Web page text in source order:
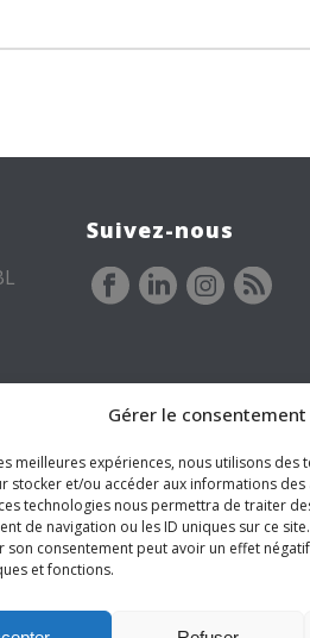
Gérer le consentement
meilleures expériences, nous utilisons des
stocker et/ou accéder aux informations des
technologies nous permettra de traiter
de navigation ou les ID uniques sur ce
son consentement peut avoir un effet
et fonctions.
Suivez-nous